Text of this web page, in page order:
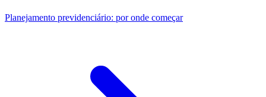
Planejamento previdenciário: por onde começar